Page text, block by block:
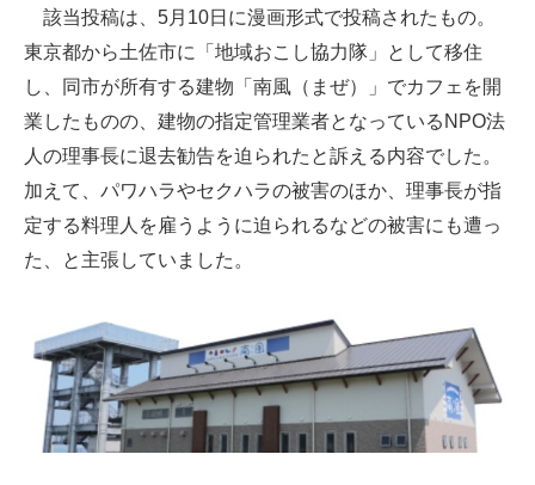
モノづくり技術者専門サイト
エレクトロニクス専門サイト
電子設計の基本と応用
エネルギーの専門メディア
建設×テクノロジーの最前線
該当投稿は、5月10日に漫画形式で投稿されたもの。
東京都から土佐市に「地域おこし協力隊」として移住
し、同市が所有する建物「南風（まぜ）」でカフェを開
業したものの、建物の指定管理業者となっているNPO法
人の理事長に退去勧告を迫られたと訴える内容でした。
加えて、パワハラやセクハラの被害のほか、理事長が指
定する料理人を雇うように迫られるなどの被害にも遭っ
た、と主張していました。